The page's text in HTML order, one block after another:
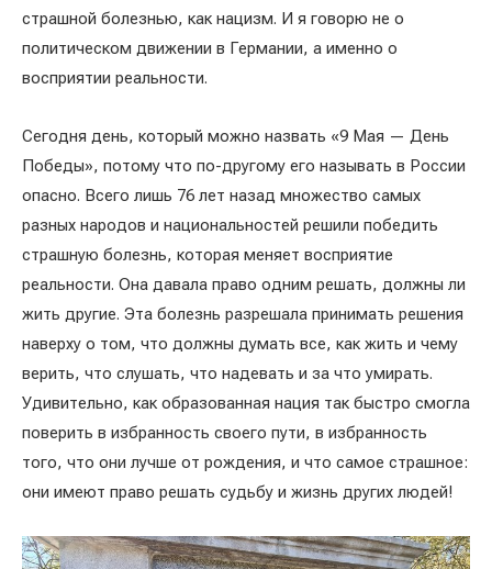
страшной болезнью, как нацизм. И я говорю не о
политическом движении в Германии, а именно о
восприятии реальности.
Сегодня день, который можно назвать «9 Мая — День
Победы», потому что по-другому его называть в России
опасно. Всего лишь 76 лет назад множество самых
разных народов и национальностей решили победить
страшную болезнь, которая меняет восприятие
реальности. Она давала право одним решать, должны ли
жить другие. Эта болезнь разрешала принимать решения
наверху о том, что должны думать все, как жить и чему
верить, что слушать, что надевать и за что умирать.
Удивительно, как образованная нация так быстро смогла
поверить в избранность своего пути, в избранность
того, что они лучше от рождения, и что самое страшное:
они имеют право решать судьбу и жизнь других людей!